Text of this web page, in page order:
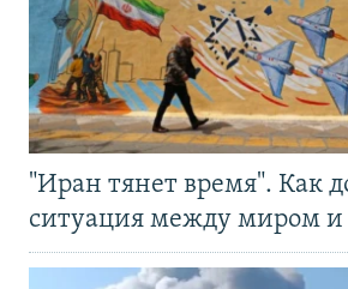
"Иран тянет время". Как
ситуация между миром и